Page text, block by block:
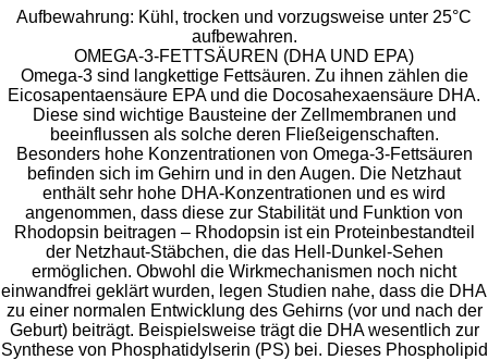
Aufbewahrung: Kühl, trocken und vorzugsweise unter 25°C
aufbewahren.
OMEGA-3-FETTSÄUREN (DHA UND EPA)
Omega-3 sind langkettige Fettsäuren. Zu ihnen zählen die
Eicosapentaensäure EPA und die Docosahexaensäure DHA.
Diese sind wichtige Bausteine der Zellmembranen und
beeinflussen als solche deren Fließeigenschaften.
Besonders hohe Konzentrationen von Omega-3-Fettsäuren
befinden sich im Gehirn und in den Augen. Die Netzhaut
enthält sehr hohe DHA-Konzentrationen und es wird
angenommen, dass diese zur Stabilität und Funktion von
Rhodopsin beitragen – Rhodopsin ist ein Proteinbestandteil
der Netzhaut-Stäbchen, die das Hell-Dunkel-Sehen
ermöglichen. Obwohl die Wirkmechanismen noch nicht
einwandfrei geklärt wurden, legen Studien nahe, dass die DHA
zu einer normalen Entwicklung des Gehirns (vor und nach der
Geburt) beiträgt. Beispielsweise trägt die DHA wesentlich zur
Synthese von Phosphatidylserin (PS) bei. Dieses Phospholipid